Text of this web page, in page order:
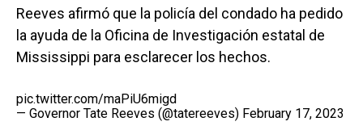
Reeves afirmó que la policía del condado ha pedido
la ayuda de la Oficina de Investigación estatal de
Mississippi para esclarecer los hechos.
pic.twitter.com/maPiU6migd
— Governor Tate Reeves (@tatereeves) February 17, 2023